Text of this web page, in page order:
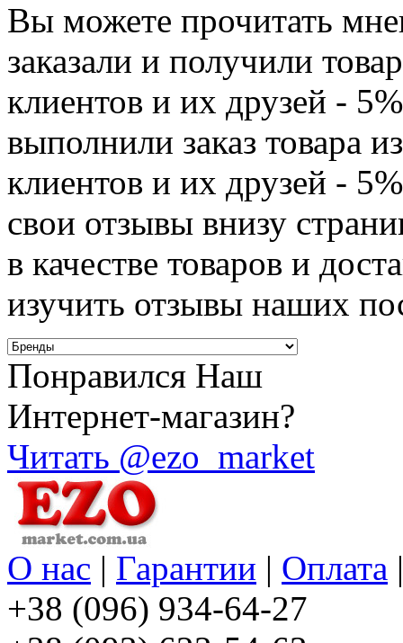
Вы можете прочитать
заказали и получили
клиентов и их друзей -
выполнили заказ товара
клиентов и их друзей -
свои отзывы внизу
в качестве товаров и
изучить отзывы наших
Понравился Наш
Интернет-магазин?
Читать @ezo_market
О нас | Гарантии | Оплата
+38 (096) 934-64-27